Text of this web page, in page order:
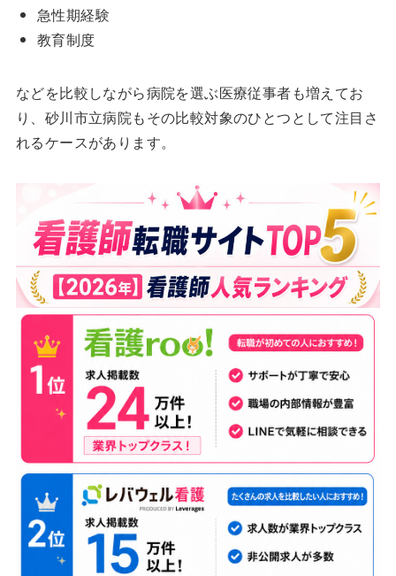
急性期経験
教育制度
などを比較しながら病院を選ぶ医療従事者も増えてお
り、砂川市立病院もその比較対象のひとつとして注目さ
れるケースがあります。